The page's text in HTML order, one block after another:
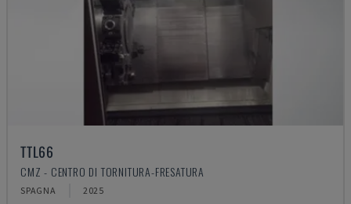
TTL66
CMZ - CENTRO DI TORNITURA-FRESATURA
SPAGNA 2025